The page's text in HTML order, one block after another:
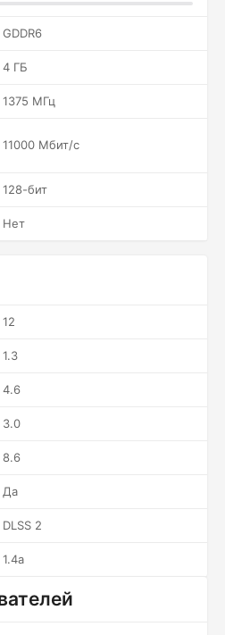
GDDR6
4 ГБ
1375 МГц
11000 Мбит/с
128-бит
Нет
12
1.3
4.6
3.0
8.6
Да
DLSS 2
1.4a